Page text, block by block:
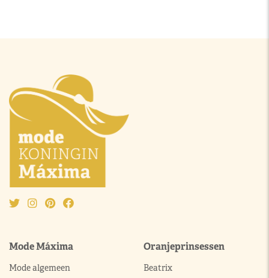
Mode Máxima
Mode algemeen
Oranjeprinsessen
Beatrix